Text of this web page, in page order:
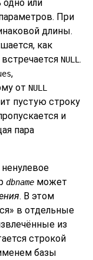
или
При
длины.
как
встречается NULL .
,
от NULL
пустую строку
и
пара
dbname может
. В этом
» в отдельные
из
строкой
базы